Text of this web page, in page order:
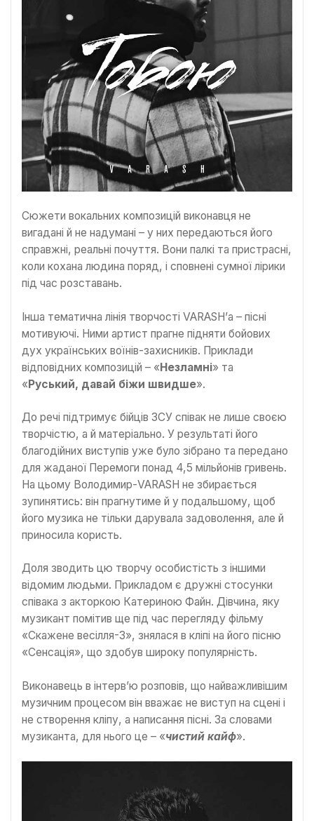
Сюжети вокальних композицій виконавця не
вигадані й не надумані – у них передаються його
справжні, реальні почуття. Вони палкі та пристрасні,
коли кохана людина поряд, і сповнені сумної лірики
під час розставань.
Інша тематична лінія творчості VARASH’а – пісні
мотивуючі. Ними артист прагне підняти бойових
дух українських воїнів-захисників. Приклади
відповідних композицій – «Незламні» та
«Руський, давай біжи швидше».
До речі підтримує бійців ЗСУ співак не лише своєю
творчістю, а й матеріально. У результаті його
благодійних виступів уже було зібрано та передано
для жаданої Перемоги понад 4,5 мільйонів гривень.
На цьому Володимир-VARASH не збирається
зупинятись: він прагнутиме й у подальшому, щоб
його музика не тільки дарувала задоволення, але й
приносила користь.
Доля зводить цю творчу особистість з іншими
відомим людьми. Прикладом є дружні стосунки
співака з акторкою Катериною Файн. Дівчина, яку
музикант помітив ще під час перегляду фільму
«Скажене весілля-3», знялася в кліпі на його пісню
«Сенсація», що здобув широку популярність.
Виконавець в інтерв’ю розповів, що найважливішим
музичним процесом він вважає не виступ на сцені і
не створення кліпу, а написання пісні. За словами
музиканта, для нього це – «чистий кайф».